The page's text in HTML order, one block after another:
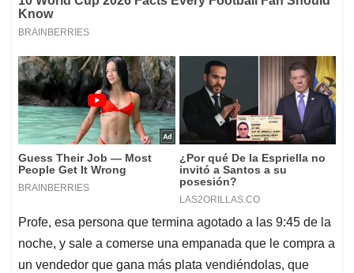
Profe, esa persona que termina agotado a las 9:45 de la
noche, y sale a comerse una empanada que le compra a
un vendedor que gana más plata vendiéndolas, que